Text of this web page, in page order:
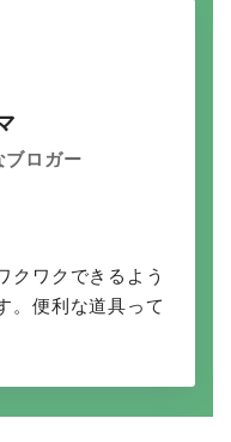
ブロガー
クワクできるよう
。便利な道具って